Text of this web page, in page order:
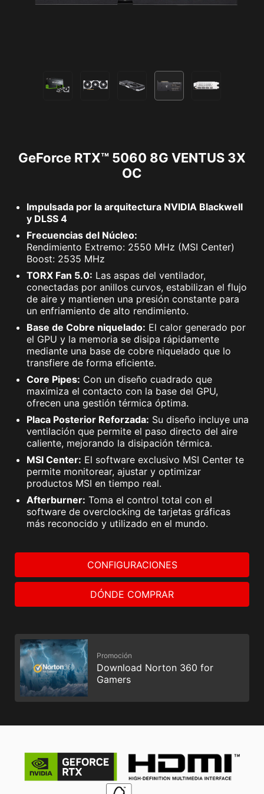
GeForce RTX™ 5060 8G VENTUS 3X
OC
Impulsada por la arquitectura NVIDIA Blackwell
y DLSS 4
Frecuencias del Núcleo:
Rendimiento Extremo: 2550 MHz (MSI Center)
Boost: 2535 MHz
TORX Fan 5.0: Las aspas del ventilador,
conectadas por anillos curvos, estabilizan el flujo
de aire y mantienen una presión constante para
un enfriamiento de alto rendimiento.
Base de Cobre niquelado: El calor generado por
el GPU y la memoria se disipa rápidamente
mediante una base de cobre niquelado que lo
transfiere de forma eficiente.
Core Pipes: Con un diseño cuadrado que
maximiza el contacto con la base del GPU,
ofrecen una gestión térmica óptima.
Placa Posterior Reforzada: Su diseño incluye una
ventilación que permite el paso directo del aire
caliente, mejorando la disipación térmica.
MSI Center: El software exclusivo MSI Center te
permite monitorear, ajustar y optimizar
productos MSI en tiempo real.
Afterburner: Toma el control total con el
software de overclocking de tarjetas gráficas
más reconocido y utilizado en el mundo.
CONFIGURACIONES
DÓNDE COMPRAR
Promoción
Download Norton 360 for
Gamers